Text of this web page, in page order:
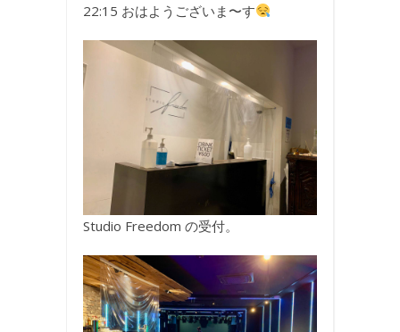
22:15 おはようございま〜す
Studio Freedom の受付。